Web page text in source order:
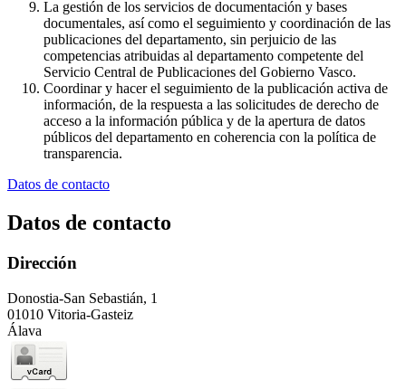
La gestión de los servicios de documentación y bases
documentales, así como el seguimiento y coordinación de las
publicaciones del departamento, sin perjuicio de las
competencias atribuidas al departamento competente del
Servicio Central de Publicaciones del Gobierno Vasco.
Coordinar y hacer el seguimiento de la publicación activa de
información, de la respuesta a las solicitudes de derecho de
acceso a la información pública y de la apertura de datos
públicos del departamento en coherencia con la política de
transparencia.
Datos de contacto
Datos de contacto
Dirección
Donostia-San Sebastián, 1
01010 Vitoria-Gasteiz
Álava